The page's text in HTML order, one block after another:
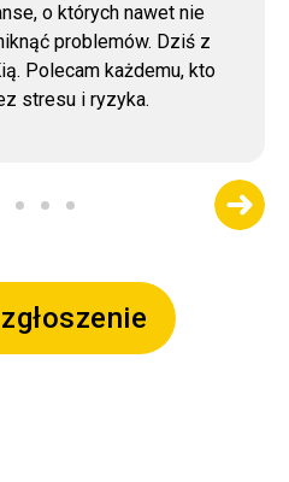
o których nawet nie
problemów. Dziś z
Polecam każdemu, kto
stresu i ryzyka.